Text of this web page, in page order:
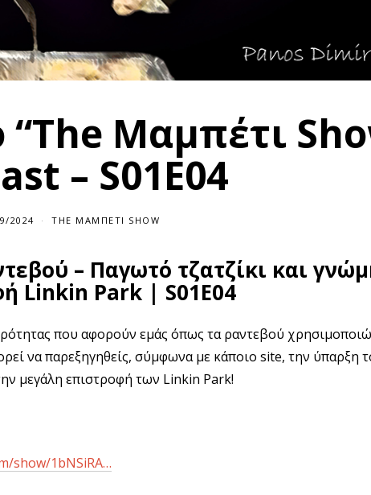
“The Μαμπέτι
– S01E04
2024
0
/
2
0
THE ΜΑΜΠΕΤΙ SHOW
– Παγωτό τζατζίκι και
Linkin Park | S01E04
που αφορούν εμάς όπως τα ραντεβού
να παρεξηγηθείς, σύμφωνα με κάποιο site, την ύπαρξη
μεγάλη επιστροφή των Linkin Park!
show/1bNSiRA…